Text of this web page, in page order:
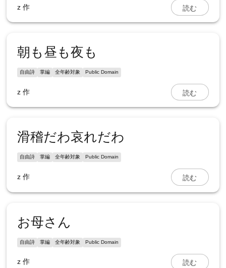
z 作 読む
朝も昼も夜も
自由詩 掌編 全年齢対象 Public Domain
z 作 読む
滑稽だわ哀れだわ
自由詩 掌編 全年齢対象 Public Domain
z 作 読む
お母さん
自由詩 掌編 全年齢対象 Public Domain
z 作 読む